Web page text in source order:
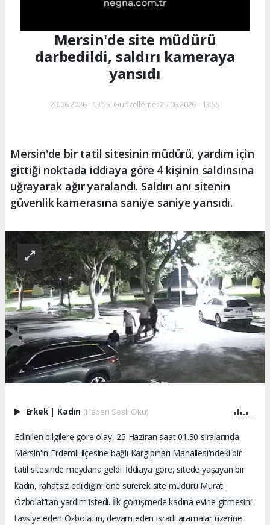
Mersin'de site müdürü
darbedildi, saldırı kameraya
yansıdı
29.06.2026 - 13:55, Güncelleme: 29.06.2026 - 13:55
Mersin'de bir tatil sitesinin müdürü, yardım için
gittiği noktada iddiaya göre 4 kişinin saldırısına
uğrayarak ağır yaralandı. Saldırı anı sitenin
güvenlik kamerasına saniye saniye yansıdı.
Erkek Kadın (Haberi Sesli Oku)
Edinilen bilgilere göre olay, 25 Haziran saat 01.30 sıralarında
Mersin'in Erdemli ilçesine bağlı Kargıpınarı Mahallesi'ndeki bir
tatil sitesinde meydana geldi. İddiaya göre, sitede yaşayan bir
kadın, rahatsız edildiğini öne sürerek site müdürü Murat
Özbolat'tan yardım istedi. İlk görüşmede kadına evine gitmesini
tavsiye eden Özbolat'ın, devam eden ısrarlı aramalar üzerine